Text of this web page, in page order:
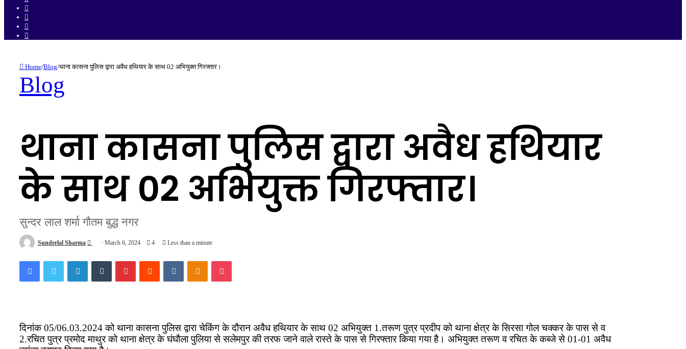
Home/Blog/थाना कासना पुलिस द्वारा अवैध हथियार के साथ 02 अभियुक्त गिरफ्तार।
Blog
थाना कासना पुलिस द्वारा अवैध हथियार
के साथ 02 अभियुक्त गिरफ्तार।
सुन्दर लाल शर्मा गौतम बुद्ध नगर
Sunderlal Sharma
Send
email
March 6, 2024 4 Less than a minute
FacebookTwitter LinkedInTumblr PinterestReddit VKontakteOdnoklassniki
Pocket
दिनांक 05/06.03.2024 को थाना कासना पुलिस द्वारा चेकिंग के दौरान अवैध हथियार के साथ 02 अभियुक्त 1.तरूण पुत्र प्रदीप को थाना क्षेत्र के सिरसा गोल चक्कर के पास से व
2.रचित पुत्र प्रमोद माथुर को थाना क्षेत्र के घंघौला पुलिया से सलेमपुर की तरफ जाने वाले रास्ते के पास से गिरफ्तार किया गया है। अभियुक्त तरूण व रचित के कब्जे से 01-01 अवैध